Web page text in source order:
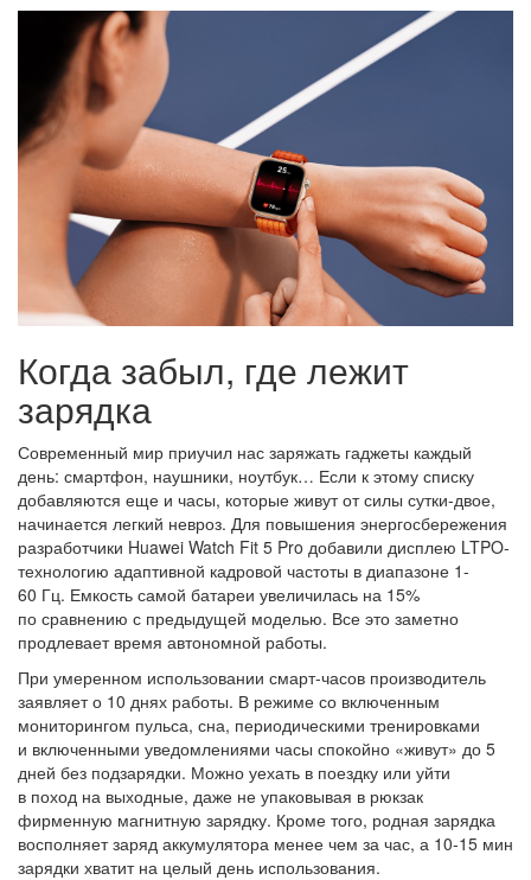
Когда забыл, где лежит
зарядка
Современный мир приучил нас заряжать гаджеты каждый
день: смартфон, наушники, ноутбук… Если к этому списку
добавляются еще и часы, которые живут от силы сутки-двое,
начинается легкий невроз. Для повышения энергосбережения
разработчики Huawei Watch Fit 5 Pro добавили дисплею LTPO-
технологию адаптивной кадровой частоты в диапазоне 1-
60 Гц. Емкость самой батареи увеличилась на 15%
по сравнению с предыдущей моделью. Все это заметно
продлевает время автономной работы.
При умеренном использовании смарт-часов производитель
заявляет о 10 днях работы. В режиме со включенным
мониторингом пульса, сна, периодическими тренировками
и включенными уведомлениями часы спокойно «живут» до 5
дней без подзарядки. Можно уехать в поездку или уйти
в поход на выходные, даже не упаковывая в рюкзак
фирменную магнитную зарядку. Кроме того, родная зарядка
восполняет заряд аккумулятора менее чем за час, а 10-15 мин
зарядки хватит на целый день использования.